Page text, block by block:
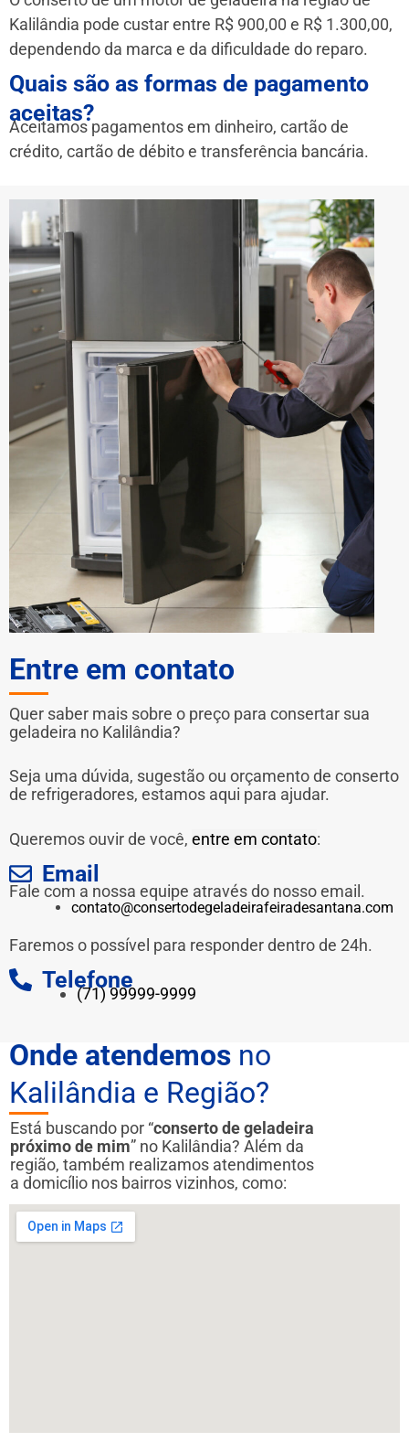
Kalilândia pode custar entre R$ 900,00 e R$ 1.300,00,
dependendo da marca e da dificuldade do reparo.
Quais são as formas de pagamento
aceitas?
Aceitamos pagamentos em dinheiro, cartão de
crédito, cartão de débito e transferência bancária.
Entre em contato
Quer saber mais sobre o preço para consertar sua
geladeira no Kalilândia?
Seja uma dúvida, sugestão ou orçamento de conserto
de refrigeradores, estamos aqui para ajudar.
Queremos ouvir de você, entre em contato:
Email
Fale com a nossa equipe através do nosso email.
contato@consertodegeladeirafeiradesantana.com
Faremos o possível para responder dentro de 24h.
Telefone
(71) 99999-9999
Onde atendemos no
Kalilândia e Região?
Está buscando por “conserto de geladeira
próximo de mim” no Kalilândia? Além da
região, também realizamos atendimentos
a domicílio nos bairros vizinhos, como: